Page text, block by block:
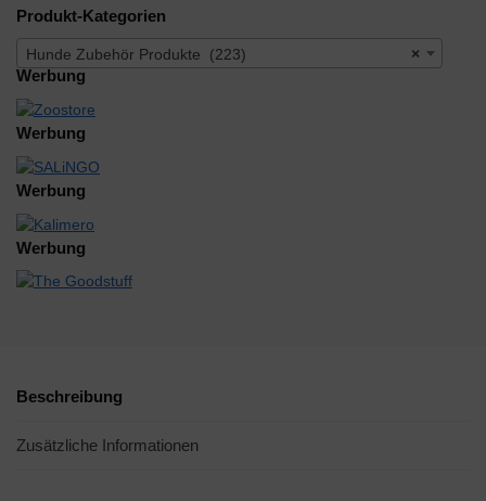
Produkt-Kategorien
×
Hunde Zubehör Produkte (223)
Werbung
Werbung
Werbung
Werbung
Beschreibung
Zusätzliche Informationen